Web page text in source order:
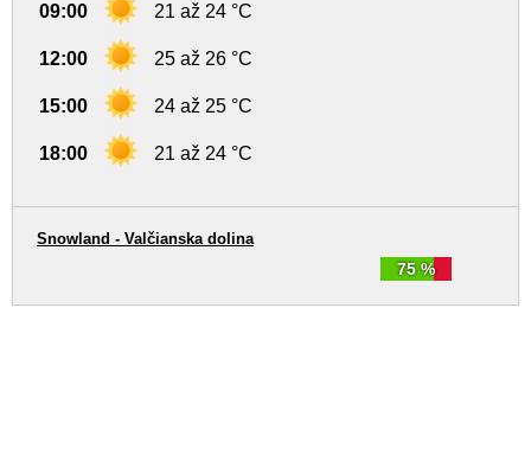
09:00 21 až 24 °C
12:00 25 až 26 °C
15:00 24 až 25 °C
18:00 21 až 24 °C
75 %
Snowland - Valčianska dolina